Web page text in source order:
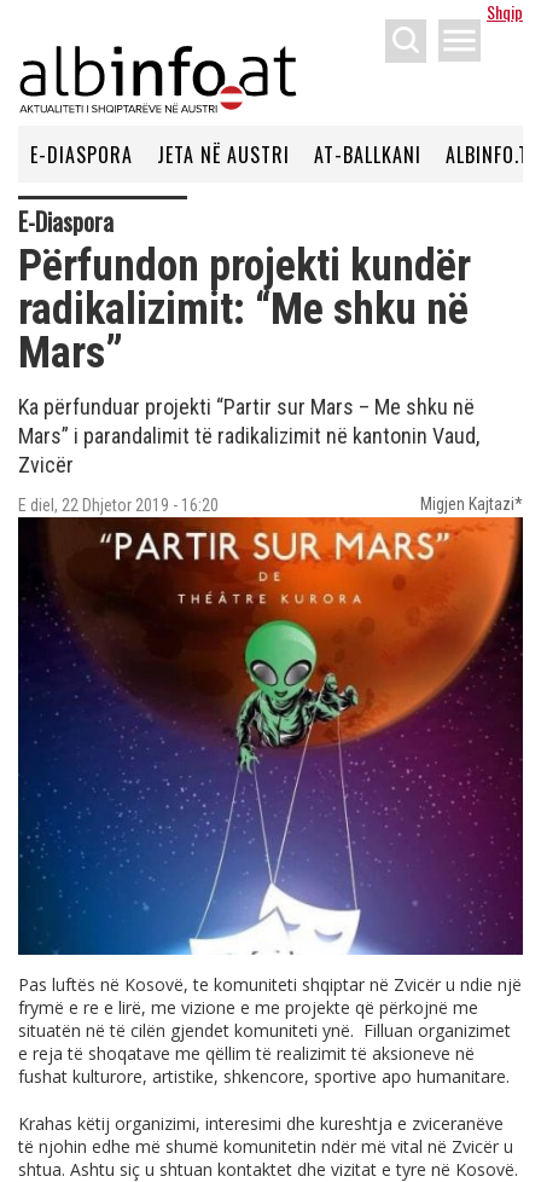
Shqip
menu
E-DIASPORA JETA NË AUSTRI AT-BALLKANI ALBINFO.TV
E-Diaspora
Përfundon projekti kundër
radikalizimit: “Me shku në
Mars”
Ka përfunduar projekti “Partir sur Mars – Me shku në
Mars” i parandalimit të radikalizimit në kantonin Vaud,
Zvicër
E diel, 22 Dhjetor 2019 - 16:20 Migjen Kajtazi*
Pas luftës në Kosovë, te komuniteti shqiptar në Zvicër u ndie një
frymë e re e lirë, me vizione e me projekte që përkojnë me
situatën në të cilën gjendet komuniteti ynë. Filluan organizimet
e reja të shoqatave me qëllim të realizimit të aksioneve në
fushat kulturore, artistike, shkencore, sportive apo humanitare.
Krahas këtij organizimi, interesimi dhe kureshtja e zviceranëve
të njohin edhe më shumë komunitetin ndër më vital në Zvicër u
shtua. Ashtu siç u shtuan kontaktet dhe vizitat e tyre në Kosovë.